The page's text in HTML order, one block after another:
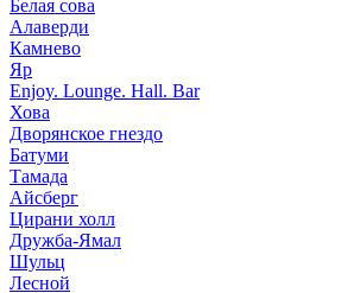
Белая сова
Алаверди
Камнево
Яр
Enjoy. Lounge. Hall. Bar
Хова
Дворянское гнездо
Батуми
Тамада
Айсберг
Цирани холл
Дружба-Ямал
Шульц
Лесной